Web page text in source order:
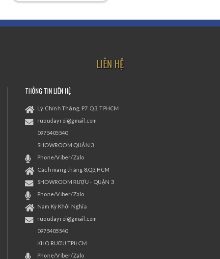
LIÊN HỆ
THÔNG TIN LIÊN HỆ
Lý Chính Thắng, P7. Q3, TPHCM
ruoudayroi@gmail.com
0975405540
SHOWROOM QUẬN 3
Phone/Viber/Zalo
Cách mang tháng 8,Q3,HCM
SHOWROOM RƯỢU - QUẬN 3
Phone/Viber/Zalo
Nam Kỳ Khởi Nghĩa
ruoudayroi@gmail.com
0975405540
KHO RƯỢU TPHCM
Phone/Viber/Zalo